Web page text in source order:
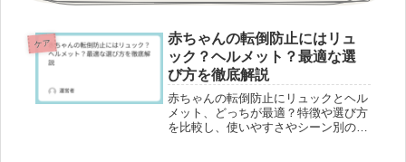
ケア
赤ちゃんの転倒防止にはリュ
ック？ヘルメット？最適な選
び方を徹底解説
赤ちゃんの転倒防止にリュックとヘル
メット、どっちが最適？特徴や選び方
を比較し、使いやすさやシーン別のポ